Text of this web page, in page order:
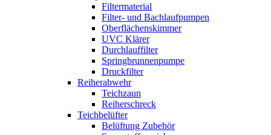
Filtermaterial
Filter- und Bachlaufpumpen
Oberflächenskimmer
UVC Klärer
Durchlauffilter
Springbrunnenpumpe
Druckfilter
Reiherabwehr
Teichzaun
Reiherschreck
Teichbelüfter
Belüftung Zubehör